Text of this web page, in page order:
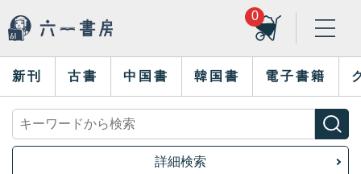
0
新刊 古書 中国書 韓国書 電子書籍
詳細検索